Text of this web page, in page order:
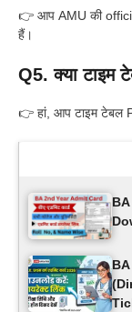
👉 आप AMU की
हैं।
Q5. क्या टाइम
👉 हां, आप टाइम टेबल